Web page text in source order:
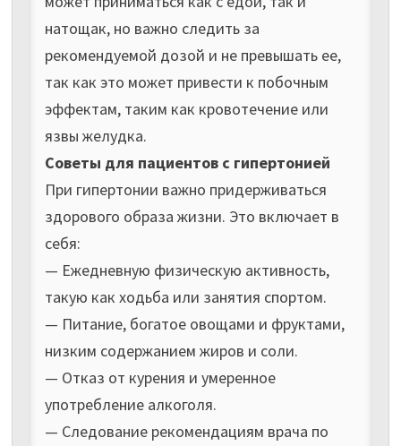
натощак, но важно следить за
рекомендуемой дозой и не превышать ее,
так как это может привести к побочным
эффектам, таким как кровотечение или
язвы желудка.
Советы для пациентов с гипертонией
При гипертонии важно придерживаться
здорового образа жизни. Это включает в
себя:
— Ежедневную физическую активность,
такую как ходьба или занятия спортом.
— Питание, богатое овощами и фруктами,
низким содержанием жиров и соли.
— Отказ от курения и умеренное
употребление алкоголя.
— Следование рекомендациям врача по